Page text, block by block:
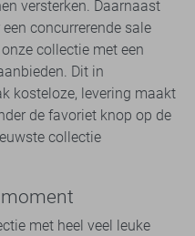
versterken. Daarnaast
concurrerende sale
collectie met een
Dit in
kosteloze, levering maakt
de favoriet knop op de
collectie
met heel veel leuke